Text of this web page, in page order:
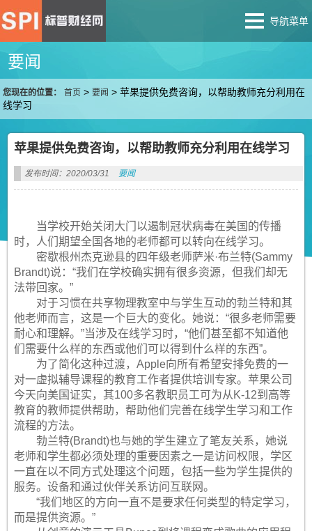
导航菜单
要闻
您现在的位置： 首页 >要闻 >苹果提供免费咨询，以帮助教师充分利用在
线学习
苹果提供免费咨询，以帮助教师充分利用在线学习
发布时间：2020/03/31 要闻
当学校开始关闭大门以遏制冠状病毒在美国的传播
时，人们期望全国各地的老师都可以转向在线学习。
密歇根州杰克逊县的四年级老师萨米·布兰特(Sammy
Brandt)说：“我们在学校确实拥有很多资源，但我们却无
法带回家。”
对于习惯在共享物理教室中与学生互动的勃兰特和其
他老师而言，这是一个巨大的变化。她说：“很多老师需要
耐心和理解。”当涉及在线学习时，“他们甚至都不知道他
们需要什么样的东西或他们可以得到什么样的东西”。
为了简化这种过渡，Apple向所有希望安排免费的一
对一虚拟辅导课程的教育工作者提供培训专家。苹果公司
今天向美国证实，其100多名教职员工可为从K-12到高等
教育的教师提供帮助，帮助他们完善在线学生学习和工作
流程的方法。
勃兰特(Brandt)也与她的学生建立了笔友关系，她说
老师和学生都必须处理的重要因素之一是访问权限，学区
一直在以不同方式处理这个问题，包括一些为学生提供的
服务。设备和通过伙伴关系访问互联网。
“我们地区的方向一直不是要求任何类型的特定学习，
而是提供资源。”